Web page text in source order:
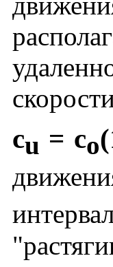
cu = co